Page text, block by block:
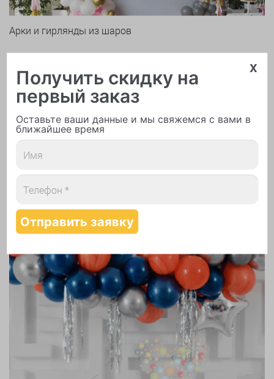
Арки и гирлянды из шаров
Надутие шаров гелием
x
Получить скидку на
первый заказ
Оставьте ваши данные и мы свяжемся с вами в
ближайшее время